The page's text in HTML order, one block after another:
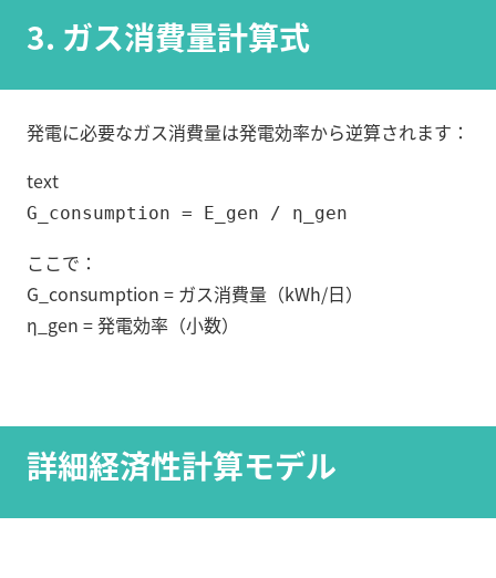
3. ガス消費量計算式
発電に必要なガス消費量は発電効率から逆算されます：
text
G_consumption = E_gen / η_gen
ここで：
G_consumption = ガス消費量（kWh/日）
η_gen = 発電効率（小数）
詳細経済性計算モデル